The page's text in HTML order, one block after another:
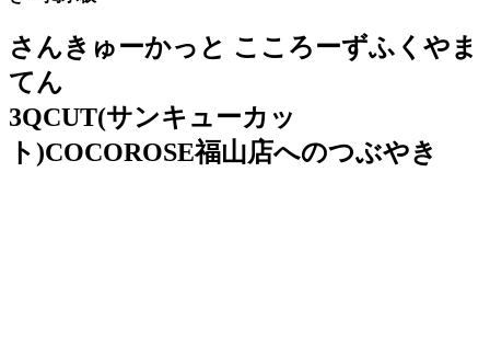
さんきゅーかっと こころーずふくやま
てん
3QCUT(サンキューカッ
ト)COCOROSE福山店へのつぶやき